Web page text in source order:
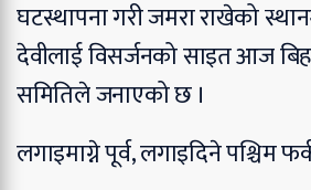
घटस्थापना गरी जमरा राखेको
देवीलाई विसर्जनको साइत आज
समितिले जनाएको छ ।
लगाइमाग्ने पूर्व, लगाइदिने पश्चिम